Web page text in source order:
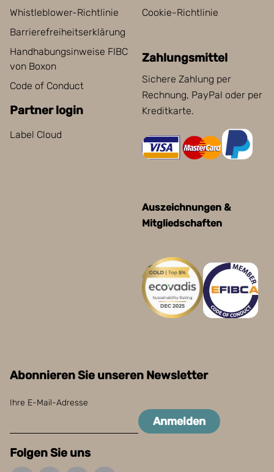
Whistleblower-Richtlinie
Barrierefreiheitserklärung
Handhabungsinweise FIBC
von Boxon
Code of Conduct
Partner login
Label Cloud
Cookie-Richtlinie
Zahlungsmittel
Sichere Zahlung per
Rechnung, PayPal oder per
Kreditkarte.
Auszeichnungen &
Mitgliedschaften
Abonnieren Sie unseren Newsletter
Ihre E-Mail-Adresse
Anmelden
Folgen Sie uns